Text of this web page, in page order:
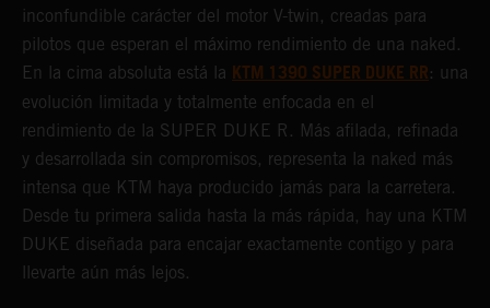
inconfundible carácter del motor V-twin, creadas para
pilotos que esperan el máximo rendimiento de una naked.
En la cima absoluta está la KTM 1390 SUPER DUKE RR: una
evolución limitada y totalmente enfocada en el
rendimiento de la SUPER DUKE R. Más afilada, refinada
y desarrollada sin compromisos, representa la naked más
intensa que KTM haya producido jamás para la carretera.
Desde tu primera salida hasta la más rápida, hay una KTM
DUKE diseñada para encajar exactamente contigo y para
llevarte aún más lejos.